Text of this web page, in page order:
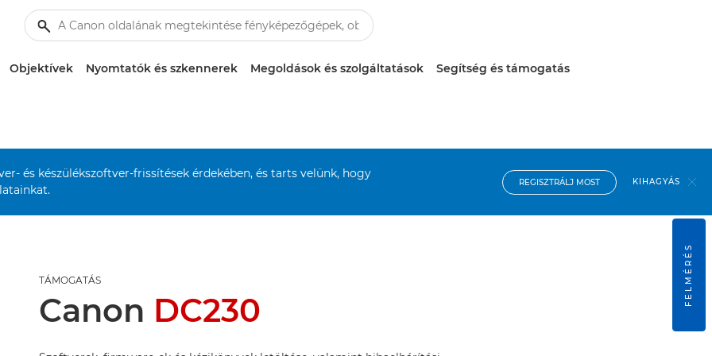
Objektívek Nyomtatók és szkennerek Megoldások és szolgáltatások Segítség és támogatás
és készülékszoftver-frissítések érdekében, és tarts velünk, hogy
REGISZTRÁLJ MOST KIHAGYÁS
TÁMOGATÁS
Canon DC230
FELMÉRÉS